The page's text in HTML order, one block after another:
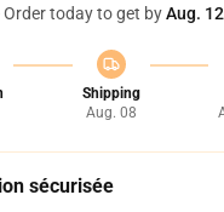
today to get byAug.
Shipping
Aug. 08
sécurisée